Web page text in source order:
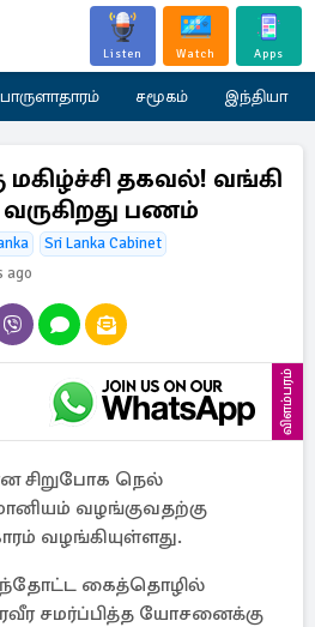
Listen Watch Apps
சமூகம் இந்தியா
மகிழ்ச்சி தகவல்! வங்கி
பணம்
Sri Lanka Cabinet
ago
விளம்பரம்
சிறுபோக நெல்
வழங்குவதற்கு
வழங்கியுள்ளது.
கைத்தொழில்
சமர்ப்பித்த யோசனைக்கு